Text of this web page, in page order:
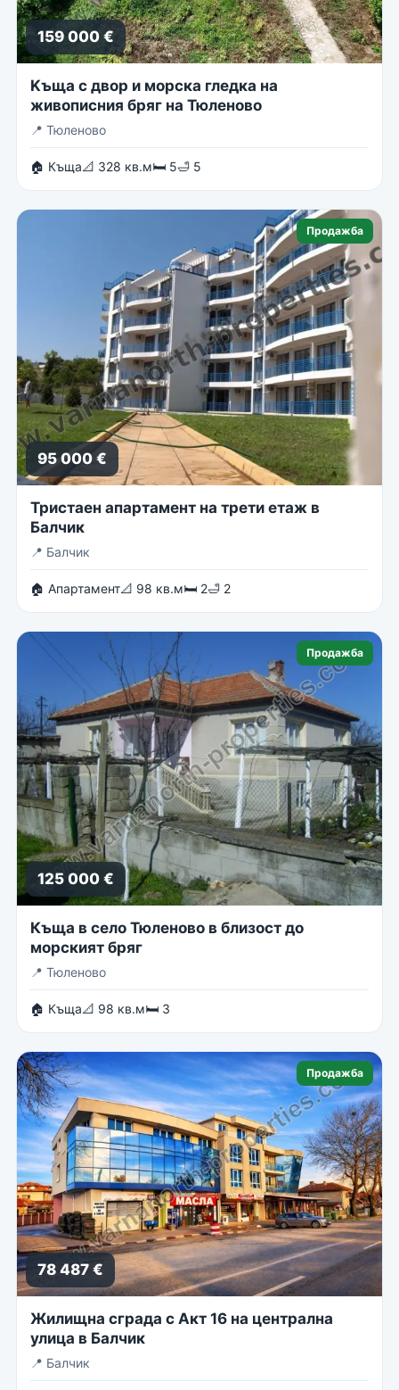
159 000 €
Kъща с двор и морска гледка на
живописния бряг на Тюленово
📍 Тюленово
🏠 Къща📐 328 кв.м🛏 5🛁 5
Продажба
95 000 €
Тристаен апартамент на трети етаж в
Балчик
📍 Балчик
🏠 Апартамент📐 98 кв.м🛏 2🛁 2
Продажба
125 000 €
Къща в село Тюленово в близост до
морският бряг
📍 Тюленово
🏠 Къща📐 98 кв.м🛏 3
Продажба
78 487 €
Жилищна сграда с Акт 16 на централна
улица в Балчик
📍 Балчик